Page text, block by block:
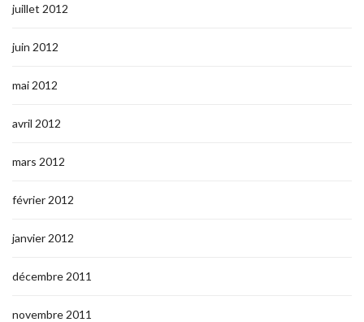
juillet 2012
juin 2012
mai 2012
avril 2012
mars 2012
février 2012
janvier 2012
décembre 2011
novembre 2011